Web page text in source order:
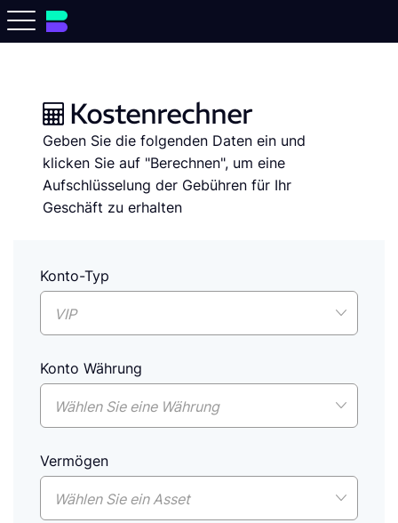
Kostenrechner
Geben Sie die folgenden Daten ein und
klicken Sie auf "Berechnen", um eine
Aufschlüsselung der Gebühren für Ihr
Geschäft zu erhalten
Konto-Typ
VIP
Konto Währung
Wählen Sie eine Währung
Vermögen
Wählen Sie ein Asset